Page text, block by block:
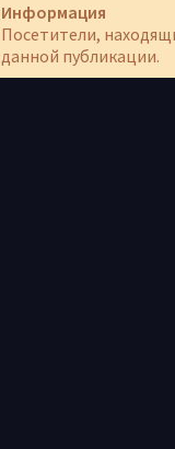
Информация
Посетители,
данной публикации.